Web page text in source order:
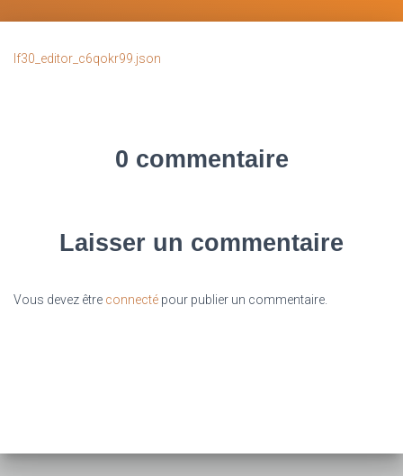
lf30_editor_c6qokr99.json
0 commentaire
Laisser un commentaire
Vous devez être connecté pour publier un commentaire.